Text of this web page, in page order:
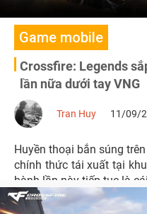
Game mobile
Crossfire: Legends
lần nữa dưới tay VNG
Huyền thoại bắn súng
chính thức tái xuất tại
hành lần này tiếp tục là